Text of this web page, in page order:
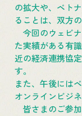
の拡大や、ベト
ることは、双方
今回のウェビ
た実績がある有
近の経済連携協
す。
また、午後には
オンラインビジ
皆さまのご参加